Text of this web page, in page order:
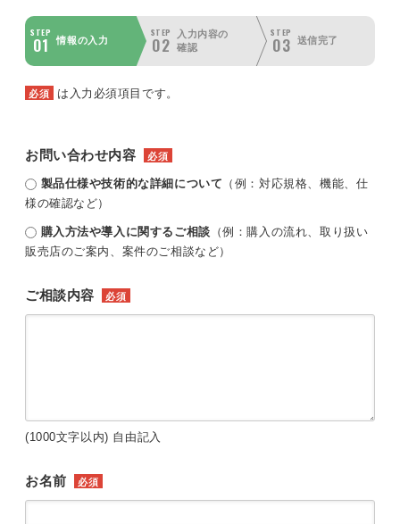
STEP
01 情報の入力
STEP
02
入力内容の
確認
STEP
03 送信完了
必須 は入力必須項目です。
お問い合わせ内容 必須
製品仕様や技術的な詳細について （例：対応規格、機能、仕
様の確認など）
購入方法や導入に関するご相談 （例：購入の流れ、取り扱い
販売店のご案内、案件のご相談など）
ご相談内容 必須
(1000文字以内) 自由記入
お名前 必須